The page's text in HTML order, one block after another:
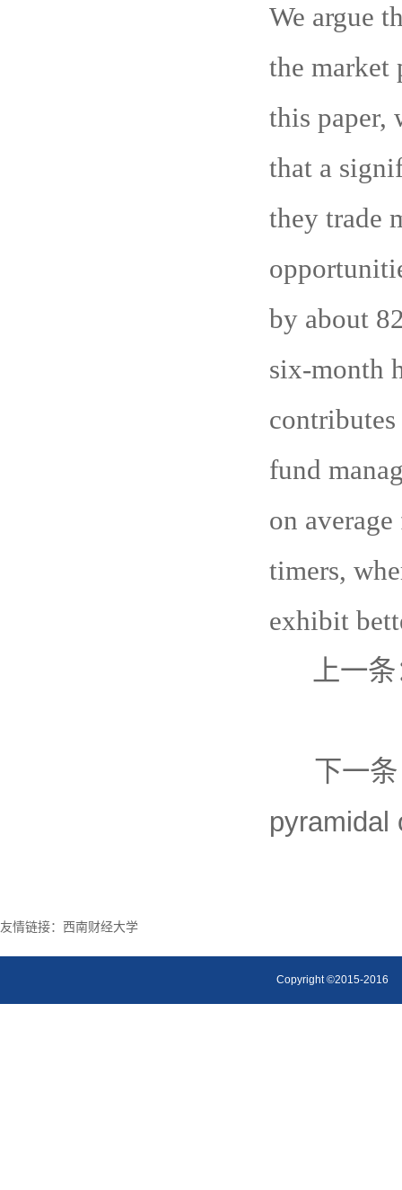
We argue
the market
this paper,
that a
they trade
by about
six-month
fund
on
timers,
exhibit
上一
下一
pyramidal
友情链接： 西南财经大学
Copyright ©2015-2016